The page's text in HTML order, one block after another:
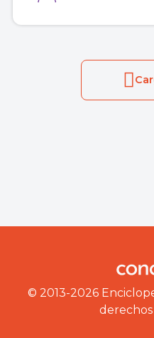
© 2013-2026
derechos